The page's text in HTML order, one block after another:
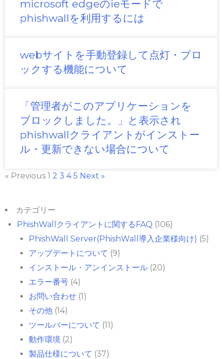
microsoft edgeのieモードで
phishwallを利用するには
webサイトを手動登録して点灯・ブロ
ックする機能について
「管理者がこのアプリケーションを
ブロックしました。」と表示され
phishwallクライアントがインストー
ル・更新できない場合について
« Previous 1 2 3 4 5 Next »
カテゴリー
PhishWallクライアントに関するFAQ (106)
PhishWall Server(PhishWall導入企業様向け) (5)
アップデートについて (9)
インストール・アンインストール (20)
エラー番号 (4)
お問い合わせ (1)
その他 (14)
ツールバーについて (11)
動作環境 (2)
製品仕様について (37)